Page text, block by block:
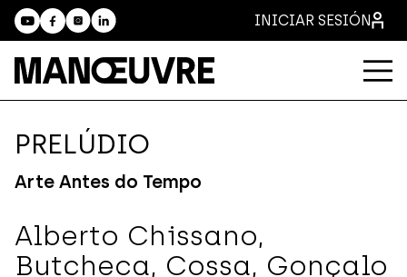
INICIAR SESIÓN
PRELÚDIO
Arte Antes do Tempo
Alberto Chissano,
Butcheca, Cossa, Gonçalo